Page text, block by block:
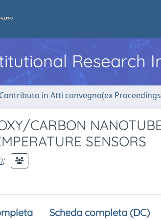
Research
in Atti convegno(ex
CARBON
SENSORS
;
Scheda completa (DC)